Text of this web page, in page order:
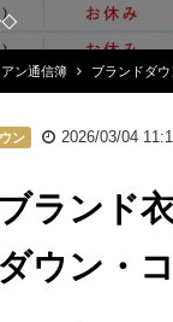
◇
ン通信簿 ブランドダウ
ン 2026/03/04
ランド
ウン・